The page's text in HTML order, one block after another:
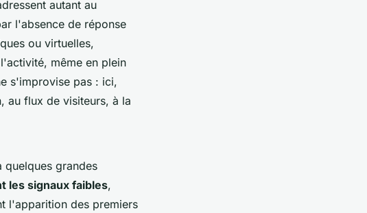
autant au
l'absence de réponse
ou virtuelles,
même en plein
s'improvise pas : ici,
au flux de visiteurs, à la
quelques grandes
les signaux faibles,
l'apparition des premiers